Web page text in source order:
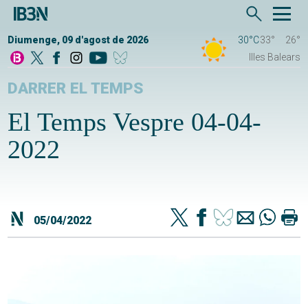
Diumenge, 09 d'agost de 2026 30°C33°
26°
Illes Balears
DARRER EL TEMPS
El Temps Vespre 04-04-
2022
05/04/2022